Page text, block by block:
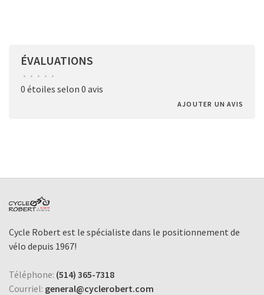
ÉVALUATIONS
• • • • •
0 étoiles selon 0 avis
AJOUTER UN AVIS
Cycle Robert est le spécialiste dans le positionnement de
vélo depuis 1967!
Téléphone: (514) 365-7318
Courriel: general@cyclerobert.com